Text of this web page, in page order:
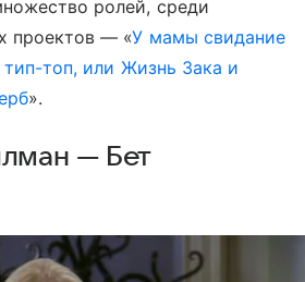
ролей, среди
проектов — «У мамы свидание
тип-топ, или Жизнь Зака и
».
— Бет